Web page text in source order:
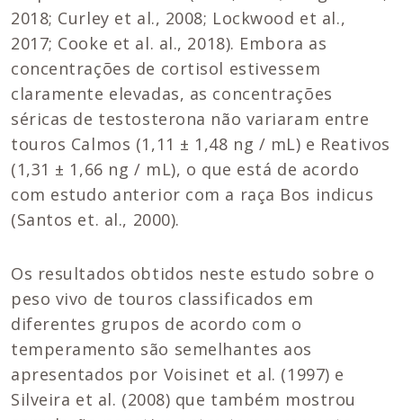
2018; Curley et al., 2008; Lockwood et al.,
2017; Cooke et al. al., 2018). Embora as
concentrações de cortisol estivessem
claramente elevadas, as concentrações
séricas de testosterona não variaram entre
touros Calmos (1,11 ± 1,48 ng / mL) e Reativos
(1,31 ± 1,66 ng / mL), o que está de acordo
com estudo anterior com a raça Bos indicus
(Santos et. al., 2000).
Os resultados obtidos neste estudo sobre o
peso vivo de touros classificados em
diferentes grupos de acordo com o
temperamento são semelhantes aos
apresentados por Voisinet et al. (1997) e
Silveira et al. (2008) que também mostrou